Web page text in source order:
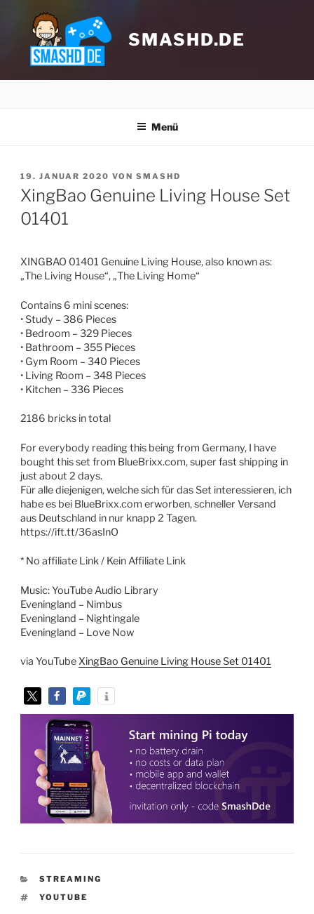
springen
SMASHD.DE
Menü
VERÖFFENTLICHT
19. JANUAR 2020 VON SMASHD
XingBao Genuine Living House Set
01401
aktivieren
XINGBAO 01401 Genuine Living House, also known as:
„The Living House“, „The Living Home“
Contains 6 mini scenes:
• Study – 386 Pieces
• Bedroom – 329 Pieces
• Bathroom – 355 Pieces
• Gym Room – 340 Pieces
• Living Room – 348 Pieces
• Kitchen – 336 Pieces
2186 bricks in total
For everybody reading this being from Germany, I have
bought this set from BlueBrixx.com, super fast shipping in
just about 2 days.
Für alle diejenigen, welche sich für das Set interessieren, ich
habe es bei BlueBrixx.com erworben, schneller Versand
aus Deutschland in nur knapp 2 Tagen.
https://ift.tt/36asInO
* No affiliate Link / Kein Affiliate Link
Music: YouTube Audio Library
Eveningland – Nimbus
Eveningland – Nightingale
Eveningland – Love Now
via YouTubeXingBao Genuine Living House Set 01401
KATEGORIEN
STREAMING
SCHLAGWÖRTER
YOUTUBE